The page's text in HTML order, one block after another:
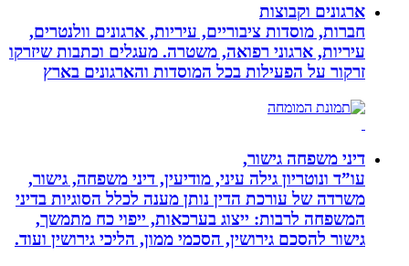
ארגונים וקבוצות
חברות, מוסדות ציבוריים, עיריות, ארגונים וולנטרים,
עיריות, ארגוני רפואה, משטרה. מעגלים וכתבות שיזרקו
זרקור על הפעילות בכל המוסדות והארגונים בארץ
דיני משפחה גישור,
עו”ד ונוטריון גילה עיני, מודיעין, דיני משפחה, גישור,
משרדה של עורכת הדין נותן מענה לכלל הסוגיות בדיני
המשפחה לרבות: ייצוג בערכאות, ייפוי כח מתמשך,
גישור להסכם גירושין, הסכמי ממון, הליכי גירושין ועוד.